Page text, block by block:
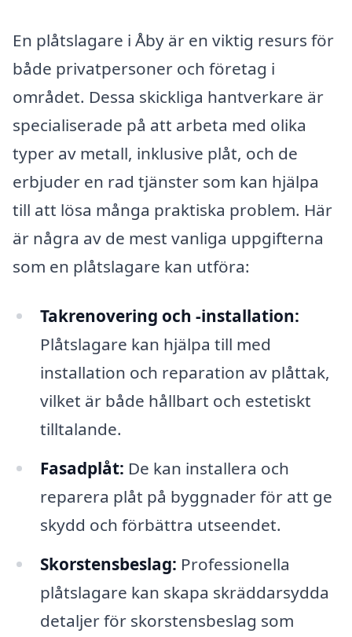
En plåtslagare i Åby är en viktig resurs för
både privatpersoner och företag i
området. Dessa skickliga hantverkare är
specialiserade på att arbeta med olika
typer av metall, inklusive plåt, och de
erbjuder en rad tjänster som kan hjälpa
till att lösa många praktiska problem. Här
är några av de mest vanliga uppgifterna
som en plåtslagare kan utföra:
Takrenovering och -installation:
Plåtslagare kan hjälpa till med
installation och reparation av plåttak,
vilket är både hållbart och estetiskt
tilltalande.
Fasadplåt: De kan installera och
reparera plåt på byggnader för att ge
skydd och förbättra utseendet.
Skorstensbeslag: Professionella
plåtslagare kan skapa skräddarsydda
detaljer för skorstensbeslag som